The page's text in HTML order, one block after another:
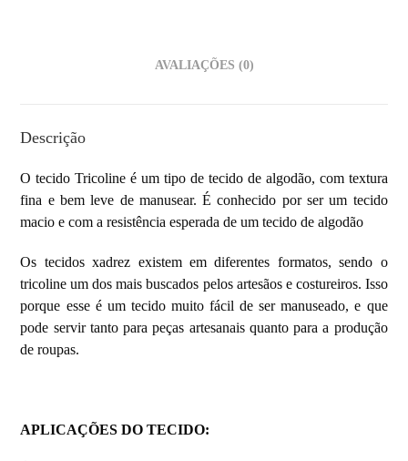
AVALIAÇÕES (0)
Descrição
O tecido Tricoline é um tipo de tecido de algodão, com textura
fina e bem leve de manusear. É conhecido por ser um tecido
macio e com a resistência esperada de um tecido de algodão
Os tecidos xadrez existem em diferentes formatos, sendo o
tricoline um dos mais buscados pelos artesãos e costureiros. Isso
porque esse é um tecido muito fácil de ser manuseado, e que
pode servir tanto para peças artesanais quanto para a produção
de roupas.
APLICAÇÕES DO TECIDO: